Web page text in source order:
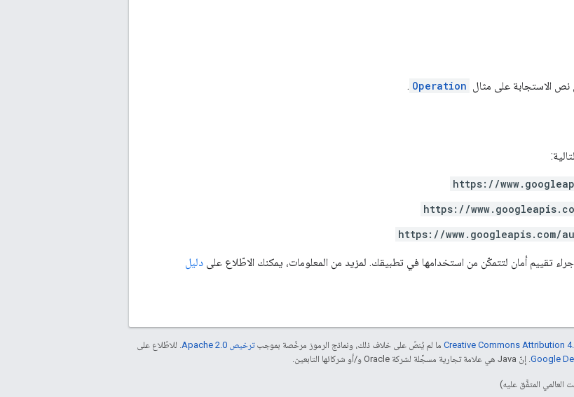
نص الاستجابة على مثال Operation
.
https://
https://
https://www.googleapis.com/
تقييم أمان لتتمكّن من استخدامها في تطبيقك. لمزيد من المعلومات، يمكنك الاطّلاع على دليل
ما لم يُنصّ على خلاف ذلك، ونماذج الرموز مرخّصة بموجبترخيص Apache 2.0‏
. للاطّلاع على
. إنّ Java هي علامة تجارية مسجَّلة لشركة Oracle و/أو شركائها التابعين.